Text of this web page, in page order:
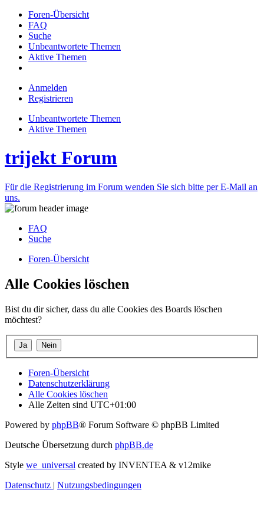
Foren-Übersicht
FAQ
Suche
Unbeantwortete Themen
Aktive Themen
Anmelden
Registrieren
Unbeantwortete Themen
Aktive Themen
trijekt Forum
Für die Registrierung im Forum wenden Sie sich bitte per E-Mail an
uns.
FAQ
Suche
Foren-Übersicht
Alle Cookies löschen
Bist du dir sicher, dass du alle Cookies des Boards löschen
möchtest?
Foren-Übersicht
Datenschutzerklärung
Alle Cookies löschen
Alle Zeiten sind UTC+01:00
Powered by phpBB® Forum Software © phpBB Limited
Deutsche Übersetzung durch phpBB.de
Style we_universal created by INVENTEA & v12mike
Datenschutz | Nutzungsbedingungen